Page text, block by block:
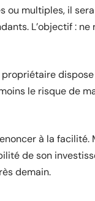
ou multiples, il
L’objectif :
le risque de
à la
de son
demain.